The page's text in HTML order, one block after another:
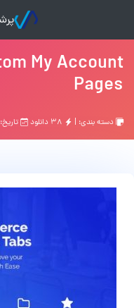
My Account
Pages
دسته بندی: | تاریخ: ۳ سال قبل